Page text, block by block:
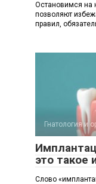
Остановимся на
позволяют
правил,
Гнатология и
это такое
Слово